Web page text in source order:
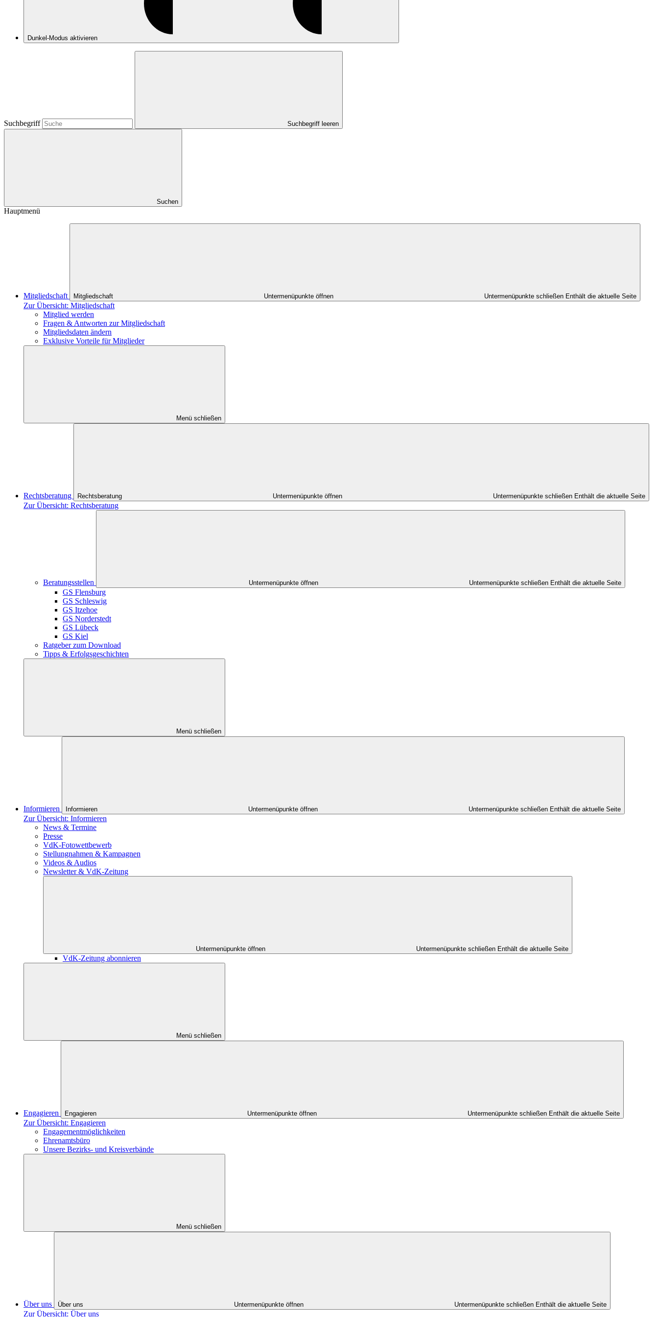
Dunkel-Modus aktivieren
Suchbegriff Suchbegriff leeren
Suchen
Hauptmenü
Mitgliedschaft Mitgliedschaft Untermenüpunkte öffnen Untermenüpunkte schließen Enthält die aktuelle Seite
Zur Übersicht: Mitgliedschaft
Mitglied werden
Fragen & Antworten zur Mitgliedschaft
Mitgliedsdaten ändern
Exklusive Vorteile für Mitglieder
Menü schließen
Rechtsberatung Rechtsberatung Untermenüpunkte öffnen Untermenüpunkte schließen Enthält die aktuelle Seite
Zur Übersicht: Rechtsberatung
Beratungsstellen Untermenüpunkte öffnen Untermenüpunkte schließen Enthält die aktuelle Seite
GS Flensburg
GS Schleswig
GS Itzehoe
GS Norderstedt
GS Lübeck
GS Kiel
Ratgeber zum Download
Tipps & Erfolgsgeschichten
Menü schließen
Informieren Informieren Untermenüpunkte öffnen Untermenüpunkte schließen Enthält die aktuelle Seite
Zur Übersicht: Informieren
News & Termine
Presse
VdK-Fotowettbewerb
Stellungnahmen & Kampagnen
Videos & Audios
Newsletter & VdK-Zeitung
Untermenüpunkte öffnen Untermenüpunkte schließen Enthält die aktuelle Seite
VdK-Zeitung abonnieren
Menü schließen
Engagieren Engagieren Untermenüpunkte öffnen Untermenüpunkte schließen Enthält die aktuelle Seite
Zur Übersicht: Engagieren
Engagementmöglichkeiten
Ehrenamtsbüro
Unsere Bezirks- und Kreisverbände
Menü schließen
Über uns Über uns Untermenüpunkte öffnen Untermenüpunkte schließen Enthält die aktuelle Seite
Zur Übersicht: Über uns